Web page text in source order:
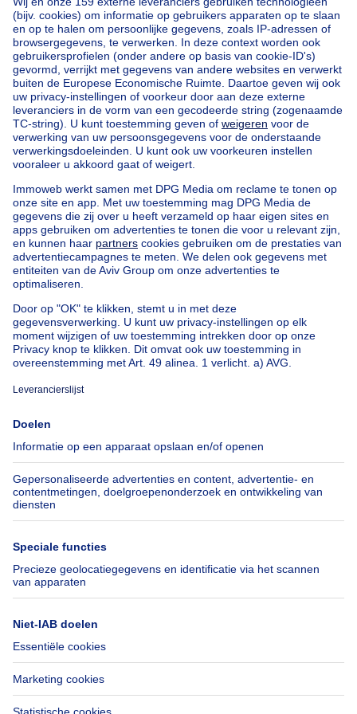
Home België
Brussel (provincie)
Brussel (arrondissement)
Kopen uw appartementsblok in Evere
Onze huizen buiten BelgiëHuis te koop Frankrijk
Huis te koop Spanje
Huis te koop Italië
Huis te koop Luxemburg
Huis te koop Nederland
Goedkoop vastgoedGoedkoop huis te koop
Goedkope appartementen te huur
Onze huurwoningen met slaapkamers
Appartement te koop met 3 slaapkamers Oostende
Huis te koop met 3 slaapkamers Stene
Huis te koop met 3 slaapkamers Deurne
Immoweb
Pers
Jobs
Axel Springer Group
SeLoger.com
Immowelt.de
Belfius
Verzekeringen
Verhuis checklist
Hulp
Veelgestelde vragen
Toegankelijkheid
Contacteer ons
Volg ons
LinkedIn
Immoweb SA © 2026 - Alle rechten voorbehouden